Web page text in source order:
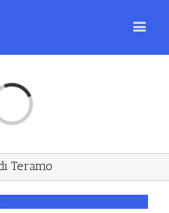
Teramo